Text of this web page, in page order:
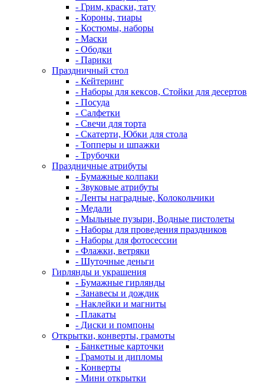
- Грим, краски, тату
- Короны, тиары
- Костюмы, наборы
- Маски
- Ободки
- Парики
Праздничный стол
- Кейтеринг
- Наборы для кексов, Стойки для десертов
- Посуда
- Салфетки
- Свечи для торта
- Скатерти, Юбки для стола
- Топперы и шпажки
- Трубочки
Праздничные атрибуты
- Бумажные колпаки
- Звуковые атрибуты
- Ленты наградные, Колокольчики
- Медали
- Мыльные пузыри, Водные пистолеты
- Наборы для проведения праздников
- Наборы для фотосессии
- Флажки, ветряки
- Шуточные деньги
Гирлянды и украшения
- Бумажные гирлянды
- Занавесы и дождик
- Наклейки и магниты
- Плакаты
- Диски и помпоны
Открытки, конверты, грамоты
- Банкетные карточки
- Грамоты и дипломы
- Конверты
- Мини открытки